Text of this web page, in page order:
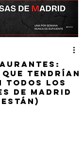
que tendrían
todos los
de Madrid